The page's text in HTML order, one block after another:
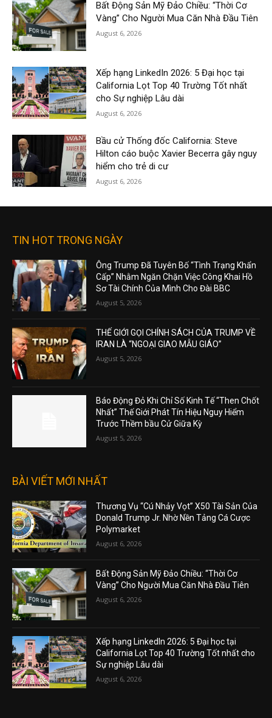
Bất Động Sản Mỹ Đảo Chiều: “Thời Cơ
Vàng” Cho Người Mua Căn Nhà Đầu Tiên
August 6, 2026
Xếp hạng LinkedIn 2026: 5 Đại học tại
California Lọt Top 40 Trường Tốt nhất
cho Sự nghiệp Lâu dài
August 6, 2026
Bầu cử Thống đốc California: Steve
Hilton cáo buộc Xavier Becerra gây nguy
hiểm cho trẻ di cư
August 6, 2026
TIN HOT TRONG NGÀY
Ông Trump Đã Tuyên Bố “Tình Trạng Khẩn
Cấp” Nhằm Ngăn Chặn Việc Công Khai Hồ
Sơ Tài Chính Của Mình Cho Đài BBC
August 5, 2026
THẾ GIỚI GỌI CHÍNH SÁCH CỦA TRUMP VỀ
IRAN LÀ “NGOẠI GIAO MẪU GIÁO”
August 5, 2026
Báo Động Đỏ Khi Chỉ Số Kinh Tế “Then Chốt
Nhất” Thế Giới Phát Tín Hiệu Nguy Hiểm
Trước Thềm bầu Cử Giữa Kỳ
August 5, 2026
BÀI VIẾT MỚI NHẤT
Thương Vụ “Cú Nhảy Vọt” X50 Tài Sản Của
Donald Trump Jr. Nhờ Nền Tảng Cá Cược
Polymarket
August 6, 2026
Bất Động Sản Mỹ Đảo Chiều: “Thời Cơ
Vàng” Cho Người Mua Căn Nhà Đầu Tiên
August 6, 2026
Xếp hạng LinkedIn 2026: 5 Đại học tại
California Lọt Top 40 Trường Tốt nhất cho
Sự nghiệp Lâu dài
August 6, 2026